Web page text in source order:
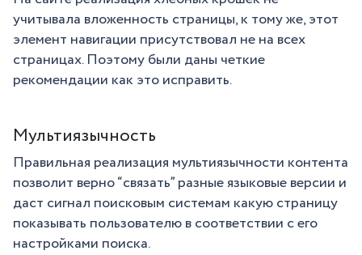
учитывала вложенность страницы, к тому же, этот
элемент навигации присутствовал не на всех
страницах. Поэтому были даны четкие
рекомендации как это исправить.
Мультиязычность
Правильная реализация мультиязычности контента
позволит верно “связать” разные языковые версии и
даст сигнал поисковым системам какую страницу
показывать пользователю в соответствии с его
настройками поиска.